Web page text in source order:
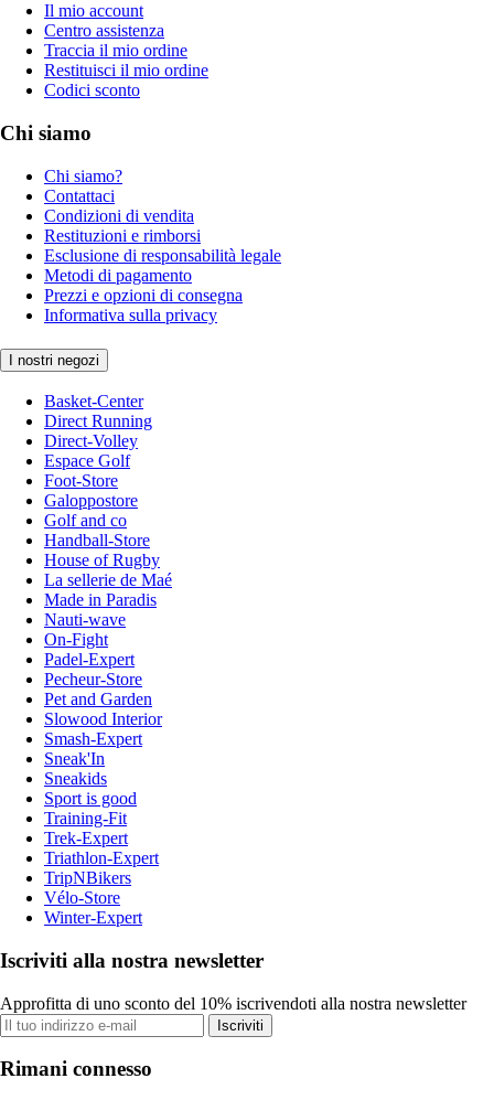
Il mio account
Centro assistenza
Traccia il mio ordine
Restituisci il mio ordine
Codici sconto
Chi siamo
Chi siamo?
Contattaci
Condizioni di vendita
Restituzioni e rimborsi
Esclusione di responsabilità legale
Metodi di pagamento
Prezzi e opzioni di consegna
Informativa sulla privacy
I nostri negozi
Basket-Center
Direct Running
Direct-Volley
Espace Golf
Foot-Store
Galoppostore
Golf and co
Handball-Store
House of Rugby
La sellerie de Maé
Made in Paradis
Nauti-wave
On-Fight
Padel-Expert
Pecheur-Store
Pet and Garden
Slowood Interior
Smash-Expert
Sneak'In
Sneakids
Sport is good
Training-Fit
Trek-Expert
Triathlon-Expert
TripNBikers
Vélo-Store
Winter-Expert
Iscriviti alla nostra newsletter
Approfitta di uno sconto del 10% iscrivendoti alla nostra newsletter
Iscriviti
Rimani connesso